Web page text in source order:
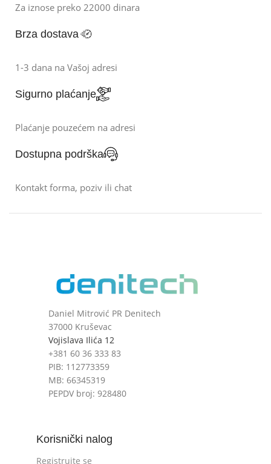
Za iznose preko 22000 dinara
Brza dostava
1-3 dana na Vašoj adresi
Sigurno plaćanje
Plaćanje pouzećem na adresi
Dostupna podrška
Kontakt forma, poziv ili chat
Daniel Mitrović PR Denitech
37000 Kruševac
Vojislava Ilića 12
+381 60 36 333 83
PIB: 112773359
MB: 66345319
PEPDV broj: 928480
Korisnički nalog
Registrujte se